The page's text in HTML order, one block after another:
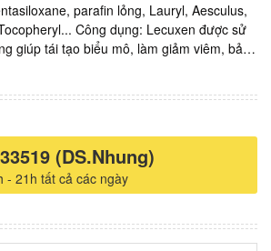
parafin lỏng, Lauryl, Aesculus,
Công dụng: Lecuxen được sử
giúp tái tạo biểu mô, làm giảm viêm, bảo
từng đám như vẩy nến. Sản xuất: Italy.
Đã ngừng kinh doanh.
(DS.Nhung)
- 21h tất cả các ngày